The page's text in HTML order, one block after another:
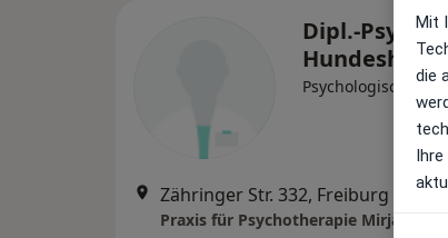
Dipl.-Psych.
Psychologische
Zähringer Str. 332, Freiburg Zu
Praxis für Psychotherapie Mirjam
Mit
die